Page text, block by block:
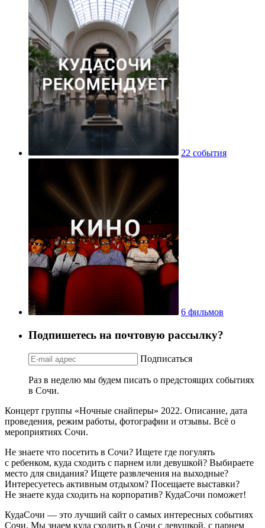
22 события
6 фильмов
Подпишетесь на почтовую рассылку?
Подписаться
Раз в неделю мы будем писать о предстоящих событиях
в Сочи.
Концерт группы «Ночные снайперы» 2022. Описание, дата
проведения, режим работы, фотографии и отзывы. Всё о
мероприятиях Сочи.
Не знаете что посетить в Сочи? Ищете где погулять
с ребенком, куда сходить с парнем или девушкой? Выбираете
место для свидания? Ищете развлечения на выходные?
Интересуетесь активным отдыхом? Посещаете выставки?
Не знаете куда сходить на корпоратив? КудаСочи поможет!
КудаСочи — это лучший сайт о самых интересных событиях
Сочи. Мы знаем куда сходить в Сочи с девушкой, с парнем